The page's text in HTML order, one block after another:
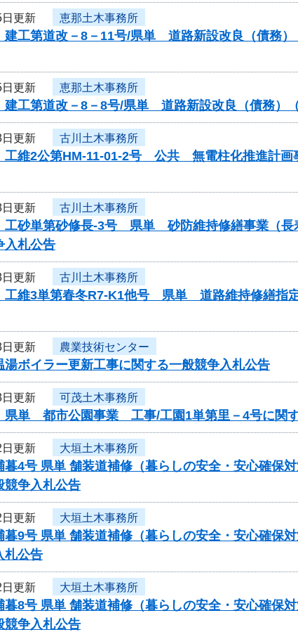
更新 恵那土木事務所
建工第道改－8－11号/県単 道路新設改良（債務
更新 恵那土木事務所
建工第道改－8－8号/県単 道路新設改良（債務
更新 古川土木事務所
工維2公第HM-11-01-2号 公共 無電柱化推進計
更新 古川土木事務所
工砂単第砂修長-3号 県単 砂防維持修繕事業（
入札公告
更新 古川土木事務所
工維3単第春冬R7-K1他号 県単 道路維持修繕指
更新 農業技術センター
湯ボイラー更新工事に関する一般競争入札公告
更新 可茂土木事務所
県単 都市公園事業 工事/工園1単第里－4号に関
更新 大垣土木事務所
暮4号 県単 舗装道補修（暮らしの安全・安心確保
競争入札公告
更新 大垣土木事務所
暮9号 県単 舗装道補修（暮らしの安全・安心確
札公告
更新 大垣土木事務所
暮8号 県単 舗装道補修（暮らしの安全・安心確
競争入札公告